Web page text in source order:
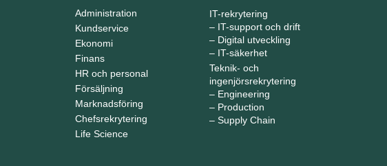
Administration
Kundservice
Ekonomi
Finans
HR och personal
Försäljning
Marknadsföring
Chefsrekrytering
Life Science
IT-rekrytering
– IT-support och drift
– Digital utveckling
– IT-säkerhet
Teknik- och
ingenjörsrekrytering
– Engineering
– Production
– Supply Chain